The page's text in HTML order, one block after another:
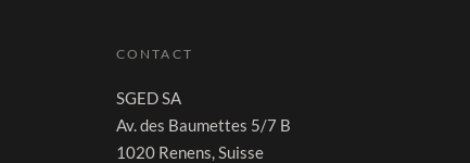
CONTACT
SGED SA
Av. des Baumettes 5/7 B
1020 Renens, Suisse